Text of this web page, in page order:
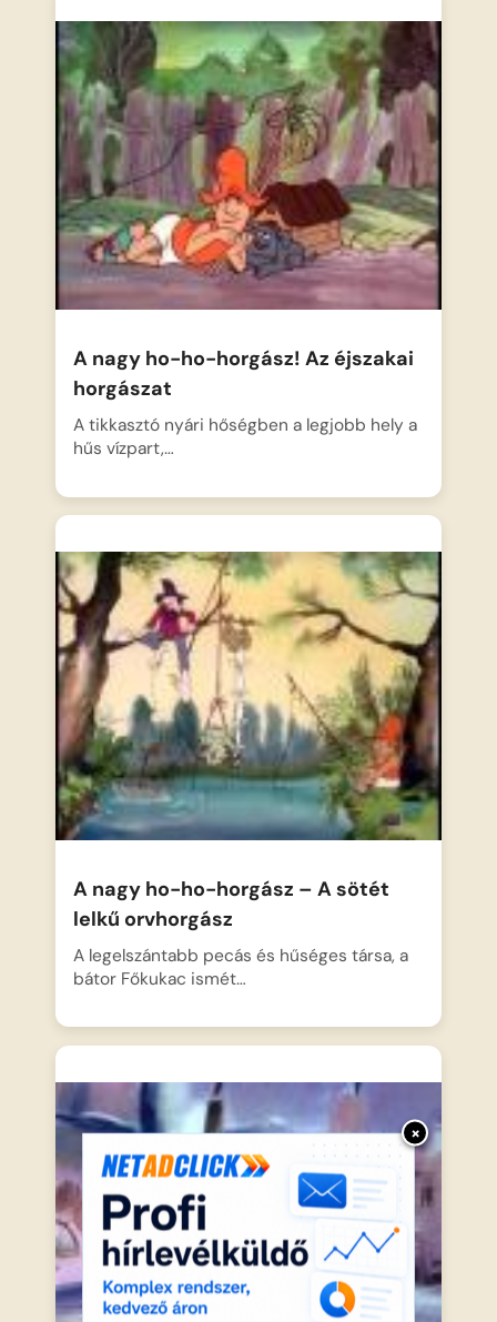
×
A nagy ho-ho-horgász! Az éjszakai
horgászat
A tikkasztó nyári hőségben a legjobb hely a
hűs vízpart,…
A nagy ho-ho-horgász – A sötét
lelkű orvhorgász
A legelszántabb pecás és hűséges társa, a
bátor Főkukac ismét…